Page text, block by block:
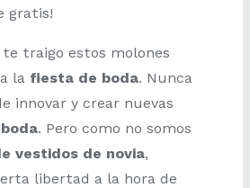
gratis!
traigo estos molones
la fiesta de boda. Nunca
innovar y crear nuevas
. Pero como no somos
vestidos de novia,
libertad a la hora de